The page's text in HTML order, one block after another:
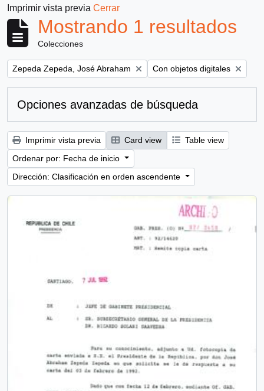
Imprimir vista previa Cerrar
Mostrando 1 resultados
Colecciones
Remove filter:
Zepeda Zepeda, José Abraham Remove filter:
Con objetos digitales
Opciones avanzadas de búsqueda
Imprimir vista previa Card view
Table view
Ordenar por: Fecha de inicio
Dirección: Clasificación en orden ascendente